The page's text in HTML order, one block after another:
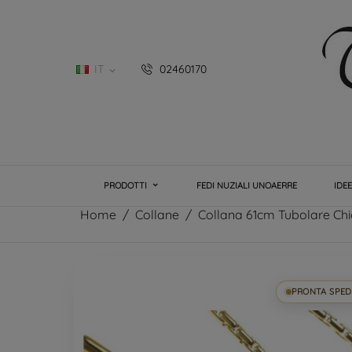
IT  02460170
PRODOTTI FEDI NUZIALI UNOAERRE
Home Collane Collana 61cm Tubolare
PRONTA